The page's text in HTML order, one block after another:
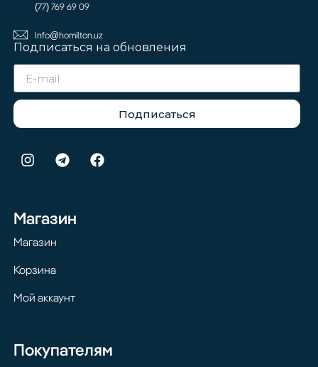
(77) 769 69 09
Info@homilton.uz
Подписаться на обновления
Подписаться
Магазин
Магазин
Корзина
Мой аккаунт
Покупателям